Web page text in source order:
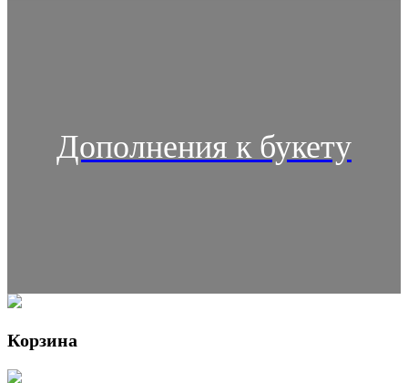
Дополнения к букету
Корзина